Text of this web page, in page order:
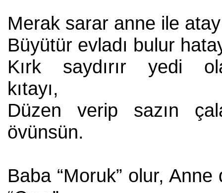
Merak sarar anne ile
Büyütür evladı bulur
Kırk saydırır yedi
kıtayı,
Düzen verip sazın
övünsün.
Baba “Moruk” olur, Anne